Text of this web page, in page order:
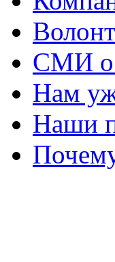
СМИ о
Нам
Наши